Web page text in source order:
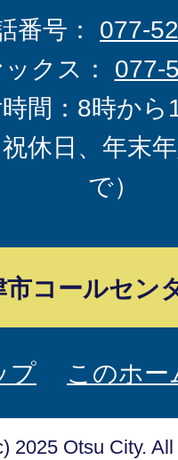
番号： 077-
クス： 077-
間：8時から
祝休日、年末
で）
市コールセン
プ このホ
2025 Otsu City.